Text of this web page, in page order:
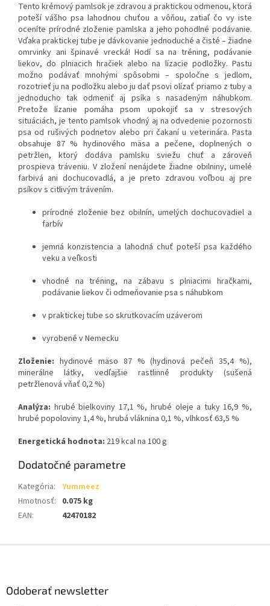
Tento krémový pamlsok je zdravou a praktickou odmenou, ktorá
poteší vášho psa lahodnou chuťou a vôňou, zatiaľ čo vy iste
oceníte prírodné zloženie pamlska a jeho pohodlné podávanie.
Vďaka praktickej tube je dávkovanie jednoduché a čisté – žiadne
omrvinky ani špinavé vrecká! Hodí sa na tréning, podávanie
liekov, do plniacich hračiek alebo na lízacie podložky. Pastu
možno podávať mnohými spôsobmi – spoločne s jedlom,
rozotrieť ju na podložku alebo ju dať psovi olízať priamo z tuby a
jednoducho tak odmeniť aj psíka s nasadeným náhubkom.
Pretože lízanie pomáha psom upokojiť sa v stresových
situáciách, je tento pamlsok vhodný aj na odvedenie pozornosti
psa od rušivých podnetov alebo pri čakaní u veterinára. Pasta
obsahuje 87 % hydinového mäsa a pečene, doplnených o
petržlen, ktorý dodáva pamlsku sviežu chuť a zároveň
prospieva tráveniu. V zložení nenájdete žiadne obilniny, umelé
farbivá ani dochucovadlá, a je preto zdravou voľbou aj pre
psíkov s citlivým trávením.
prírodné zloženie bez obilnín, umelých dochucovadiel a
farbív
jemná konzistencia a lahodná chuť poteší psa každého
veku a veľkosti
vhodné na tréning, na zábavu s plniacimi hračkami,
podávanie liekov či odmeňovanie psa s náhubkom
v praktickej tube so skrutkovacím uzáverom
vyrobené v Nemecku
Zloženie: hydinové mäso 87 % (hydinová pečeň 35,4 %),
minerálne látky, vedľajšie rastlinné produkty (sušená
petržlenová vňať 0,2 %)
Analýza: hrubé bielkoviny 17,1 %, hrubé oleje a tuky 16,9 %,
hrubé popoloviny 1,4 %, hrubá vláknina 0,1 %, vlhkosť 63,5 %
Energetická hodnota: 219 kcal na 100 g
Dodatočné parametre
Kategória: Yummeez
Hmotnosť: 0.075 kg
EAN: 42470182
Odoberať newsletter